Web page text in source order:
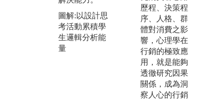
圖解:以設計思
考活動累積學
生邏輯分析能
量
實作進行商業
數據分析教學
歷程、決策程
序、人格、群
體對消費之影
響，心理學在
行銷的極致應
用，就是能夠
透徹研究因果
關係，成為洞
察人心的行銷